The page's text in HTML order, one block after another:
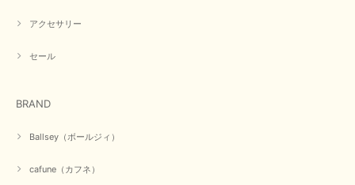
アクセサリー
セール
BRAND
Ballsey（ボールジィ）
cafune（カフネ）